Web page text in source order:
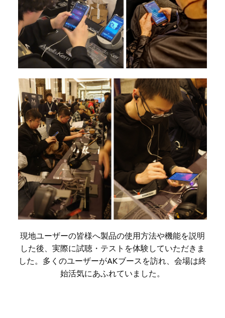
現地ユーザーの皆様へ製品の使用方法や機能を説明
した後、実際に試聴・テストを体験していただきま
した。多くのユーザーがAKブースを訪れ、会場は終
始活気にあふれていました。